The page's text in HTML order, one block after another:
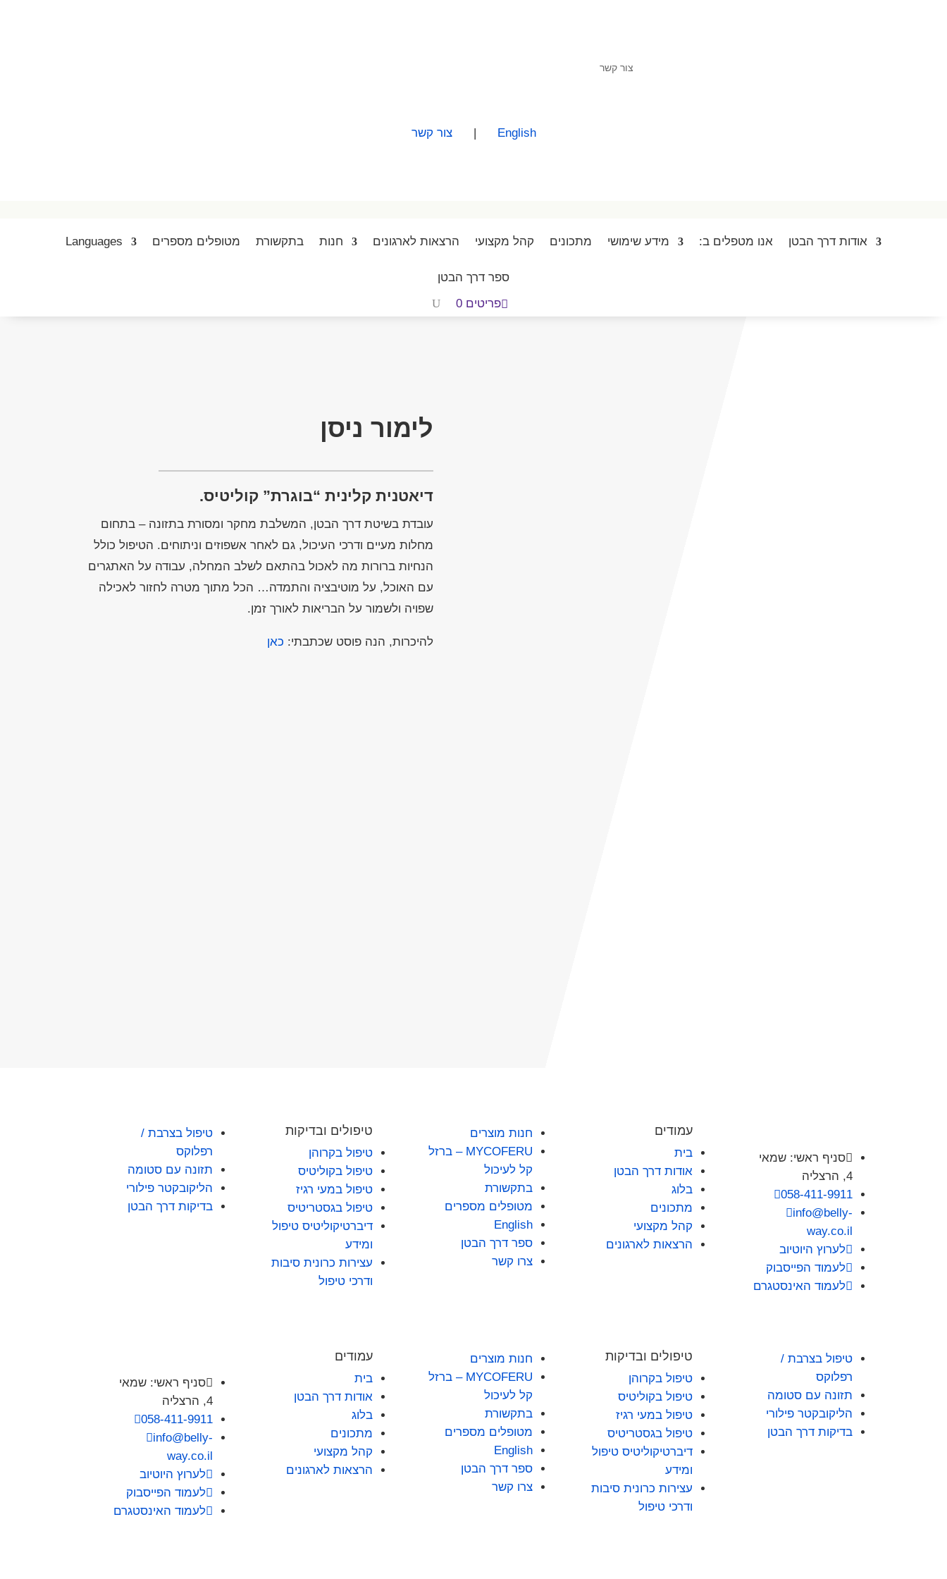
צור קשר
English
|צור קשר
אודות דרך הבטן אנו מטפלים ב: מידע שימושי מתכונים קהל מקצועי הרצאות לארגונים חנות בתקשורת מטופלים מספרים Languages
ספר דרך הבטן
פריטים 0
לימור ניסן
דיאטנית קלינית “בוגרת” קוליטיס.
עובדת בשיטת דרך הבטן, המשלבת מחקר ומסורת בתזונה – בתחום
מחלות מעיים ודרכי העיכול, גם לאחר אשפוזים וניתוחים. הטיפול כולל
הנחיות ברורות מה לאכול בהתאם לשלב המחלה, עבודה על האתגרים
עם האוכל, על מוטיבציה והתמדה… הכל מתוך מטרה לחזור לאכילה
שפויה ולשמור על הבריאות לאורך זמן.
להיכרות, הנה פוסט שכתבתי: כאן
טיפול בצרבת /
רפלוקס
תזונה עם סטומה
הליקובקטר פילורי
בדיקות דרך הבטן
טיפולים ובדיקות
טיפול בקרוהן
טיפול בקוליטיס
טיפול במעי רגיז
טיפול בגסטריטיס
דיברטיקוליטיס טיפול
ומידע
עצירות כרונית סיבות
ודרכי טיפול
חנות מוצרים
MYCOFERU – ברזל
קל לעיכול
בתקשורת
מטופלים מספרים
English
ספר דרך הבטן
צרו קשר
עמודים
בית
אודות דרך הבטן
בלוג
מתכונים
קהל מקצועי
הרצאות לארגונים
סניף ראשי: שמאי
4, הרצליה
058-411-9911
info@belly-
way.co.il
לערוץ היוטיוב
לעמוד הפייסבוק
לעמוד האינסטגרם
סניף ראשי: שמאי
4, הרצליה
058-411-9911
info@belly-
way.co.il
לערוץ היוטיוב
לעמוד הפייסבוק
לעמוד האינסטגרם
עמודים
בית
אודות דרך הבטן
בלוג
מתכונים
קהל מקצועי
הרצאות לארגונים
חנות מוצרים
MYCOFERU – ברזל
קל לעיכול
בתקשורת
מטופלים מספרים
English
ספר דרך הבטן
צרו קשר
טיפולים ובדיקות
טיפול בקרוהן
טיפול בקוליטיס
טיפול במעי רגיז
טיפול בגסטריטיס
דיברטיקוליטיס טיפול
ומידע
עצירות כרונית סיבות
ודרכי טיפול
טיפול בצרבת /
רפלוקס
תזונה עם סטומה
הליקובקטר פילורי
בדיקות דרך הבטן